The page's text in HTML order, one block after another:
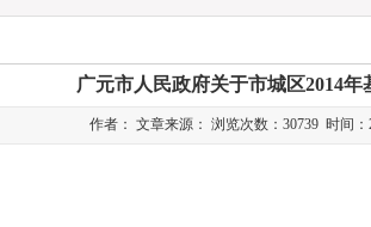
广元市人民政府关于市城区2014年
作者： 文章来源： 浏览次数：30739 时间：